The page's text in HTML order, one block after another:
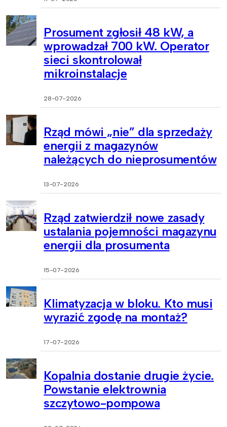
Prosument zgłosił 48 kW, a
wprowadzał 700 kW. Operator
sieci skontrolował
mikroinstalacje
28-07-2026
Rząd mówi „nie” dla sprzedaży
energii z magazynów
należących do nieprosumentów
13-07-2026
Rząd zatwierdził nowe zasady
ustalania pojemności magazynu
energii dla prosumenta
15-07-2026
Klimatyzacja w bloku. Kto musi
wyrazić zgodę na montaż?
17-07-2026
Kopalnia dostanie drugie życie.
Powstanie elektrownia
szczytowo-pompowa